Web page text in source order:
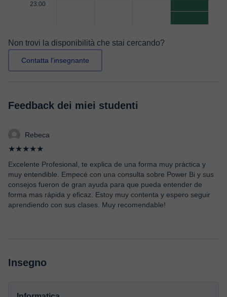
23:00
Non trovi la disponibilità che stai cercando?
Contatta l'insegnante
Feedback dei miei studenti
Rebeca
★★★★★
Excelente Profesional, te explica de una forma muy práctica y
muy entendible. Empecé con una consulta sobre Power Bi y sus
consejos fueron de gran ayuda para que pueda entender de
forma mas rápida y eficaz. Estoy muy contenta y espero seguir
aprendiendo con sus clases. Muy recomendable!
Insegno